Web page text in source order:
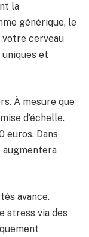
la
générique, le
votre cerveau
et
À mesure que
d’échelle.
euros. Dans
augmentera
avance.
stress via des